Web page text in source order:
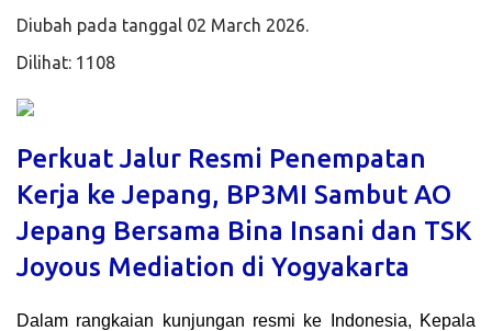
Diubah pada tanggal 02 March 2026.
Dilihat: 1108
Perkuat Jalur Resmi Penempatan
Kerja ke Jepang, BP3MI Sambut AO
Jepang Bersama Bina Insani dan TSK
Joyous Mediation di Yogyakarta
Dalam rangkaian kunjungan resmi ke Indonesia, Kepala